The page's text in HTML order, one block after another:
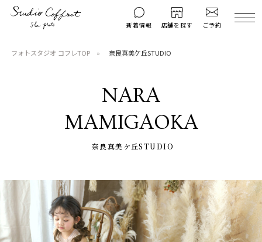
新着情報 店舗を探す ご予約
マイページ ご予約
料金シミュレーション
衣装ギャラリー よくある質問
料金プラン
お宮参り
フォトスタジオ コフレTOP 奈良真美ケ丘STUDIO
NARA
MAMIGAOKA
奈良真美ケ丘STUDIO